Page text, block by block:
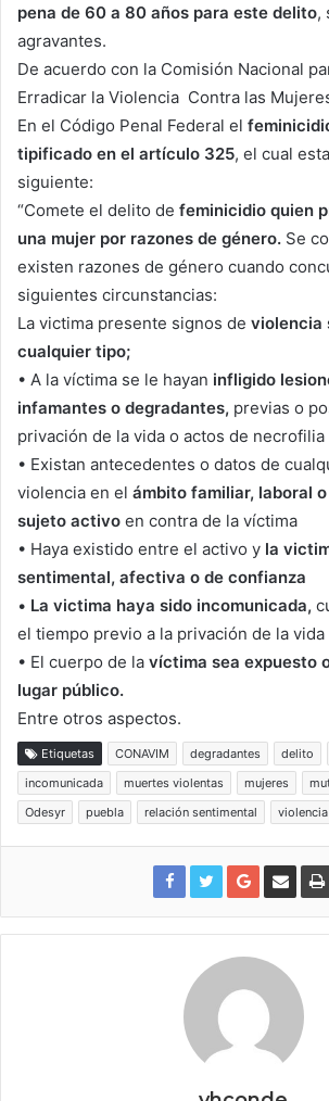
pena de 60 a 80 años para este delito,
agravantes.
De acuerdo con la Comisión Nacional
Erradicar la Violencia Contra las
En el Código Penal Federal el
tipificado en el artículo 325, el cual
siguiente:
“Comete el delito de feminicidio quien
una mujer por razones de género. Se
existen razones de género cuando
siguientes circunstancias:
La victima presente signos de violencia
cualquier tipo;
• A la víctima se le hayan infligido
infamantes o degradantes, previas o
privación de la vida o actos de necrofilia
• Existan antecedentes o datos de
violencia en el ámbito familiar, laboral
sujeto activo en contra de la víctima
• Haya existido entre el activo y la
sentimental, afectiva o de confianza
• La victima haya sido incomunicada,
el tiempo previo a la privación de la vida
• El cuerpo de la víctima sea expuesto
lugar público.
Entre otros aspectos.
Etiquetas CONAVIM degradantes delito
incomunicada
muertes violentas mujeres
Odesyr
puebla relación sentimental